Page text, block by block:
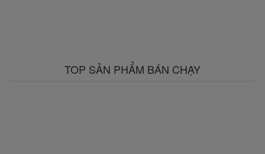
TOP SẢN PHẨM BÁN CHẠY